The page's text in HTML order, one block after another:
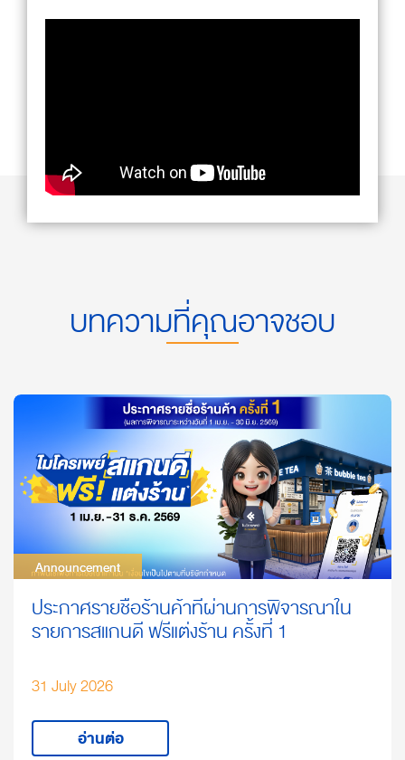
บทความที่คุณอาจชอบ
Announcement
Announcement
ประกาศรายชื่อร้านค้าที่ผ่านการพิจารณาใน
รายการสแกนดี ฟรีแต่งร้าน ครั้งที่ 1
31 July 2026
อ่านต่อ